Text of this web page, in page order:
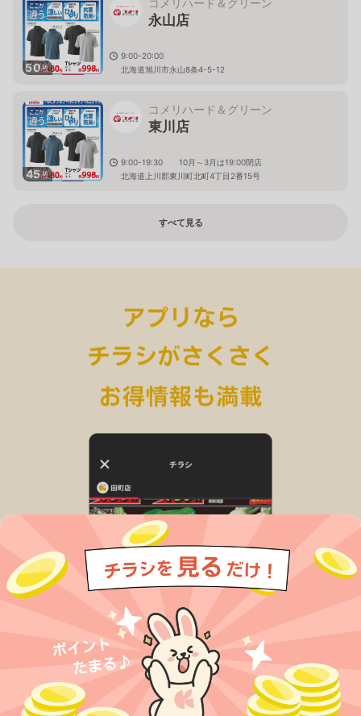
50枚
コメリハード＆グリーン
永山店
9:00-20:00
北海道旭川市永山8条4-5-12
45枚
コメリハード＆グリーン
東川店
9:00-19:30 10月～3月は19:00閉店
北海道上川郡東川町北町4丁目2番15号
すべて見る